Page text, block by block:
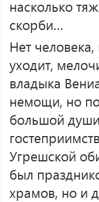
насколько
скорби…
Нет
уходит,
владыка
немощи, но
большой
Угрешской
был
храмов, но и